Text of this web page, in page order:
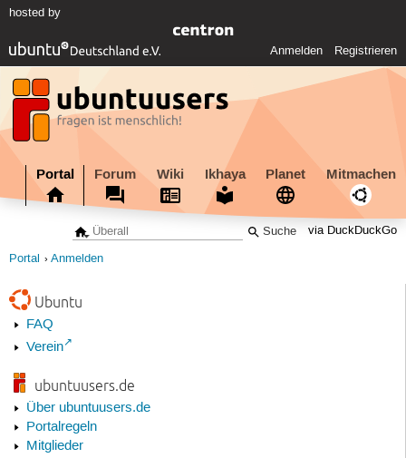
hosted by
Anmelden Registrieren
Portal Forum Wiki Ikhaya Planet Mitmachen
via DuckDuckGo
Portal Anmelden
Ubuntu
FAQ
Verein
ubuntuusers.de
Über ubuntuusers.de
Portalregeln
Mitglieder